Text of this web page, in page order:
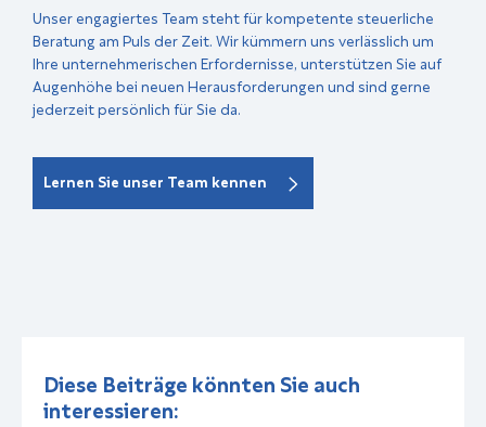
Unser engagiertes Team steht für kompetente steuerliche
Beratung am Puls der Zeit. Wir kümmern uns verlässlich um
Ihre unternehmerischen Erfordernisse, unterstützen Sie auf
Augenhöhe bei neuen Herausforderungen und sind gerne
jederzeit persönlich für Sie da.
Lernen Sie unser Team kennen
Diese Beiträge könnten Sie auch
interessieren: